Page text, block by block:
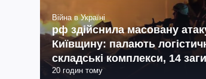
Війна в Україні
рф здійснила масовану
Київщину: палають
складські комплекси, 14
27 поранених (фото, відео)
20 годин тому